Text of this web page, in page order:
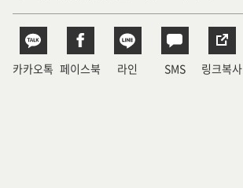
카카오톡 페이스북 라인 SMS 링크복사